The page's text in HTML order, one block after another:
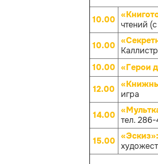
10.00 чтений
10.00
10.00 «Герои
12.00
игра
14.00 тел.
15.00